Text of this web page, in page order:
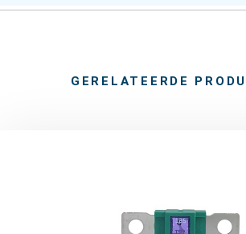
GERELATEERDE